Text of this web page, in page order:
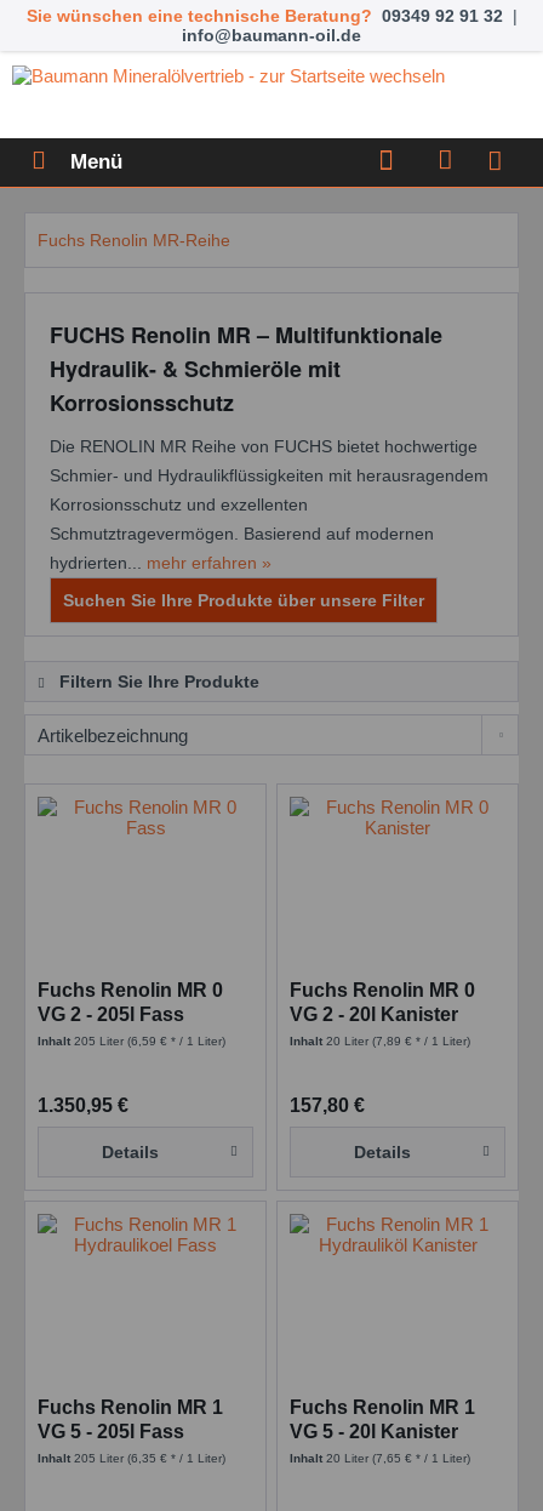
Sie wünschen eine technische Beratung? 09349 92 91 32 |
info@baumann-oil.de
Menü
Fuchs Renolin MR-Reihe
FUCHS Renolin MR – Multifunktionale
Hydraulik- & Schmieröle mit
Korrosionsschutz
Die RENOLIN MR Reihe von FUCHS bietet hochwertige
Schmier- und Hydraulikflüssigkeiten mit herausragendem
Korrosionsschutz und exzellenten
Schmutztragevermögen. Basierend auf modernen
hydrierten... mehr erfahren »
Suchen Sie Ihre Produkte über unsere Filter
Filtern Sie Ihre Produkte
Fuchs Renolin MR 0
VG 2 - 205l Fass
Inhalt205 Liter(6,59 € * / 1 Liter)
1.350,95 €
Details
Fuchs Renolin MR 0
VG 2 - 20l Kanister
Inhalt20 Liter(7,89 € * / 1 Liter)
157,80 €
Details
Fuchs Renolin MR 1
VG 5 - 205l Fass
Inhalt205 Liter(6,35 € * / 1 Liter)
Fuchs Renolin MR 1
VG 5 - 20l Kanister
Inhalt20 Liter(7,65 € * / 1 Liter)